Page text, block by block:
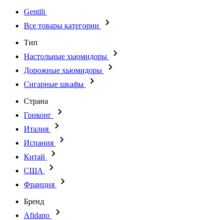
Gentili
Все товары категории
Тип
Настольные хьюмидоры
Дорожные хьюмидоры
Сигарные шкафы
Страна
Гонконг
Италия
Испания
Китай
США
Франция
Бренд
Afidano